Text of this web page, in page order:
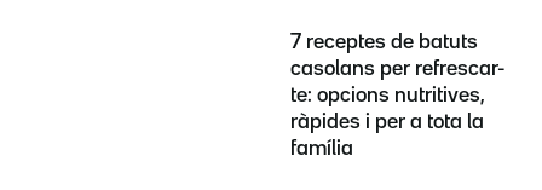
7 receptes de batuts
casolans per refrescar-
te: opcions nutritives,
ràpides i per a tota la
família